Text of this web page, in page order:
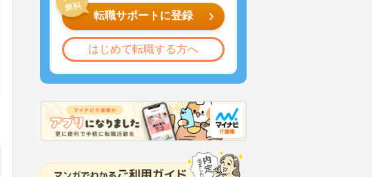
転職サポートに登録
はじめて転職する方へ